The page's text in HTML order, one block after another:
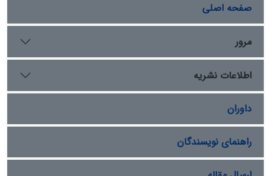
صفحه اصلی
مرور
اطلاعات نشریه
داوران
راهنمای نویسندگان